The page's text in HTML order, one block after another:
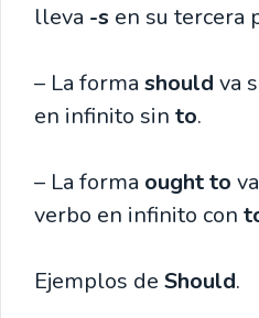
lleva -s en su tercera
– La forma should va
en infinito sin to.
– La forma ought to
verbo en infinito con
Ejemplos de Should.